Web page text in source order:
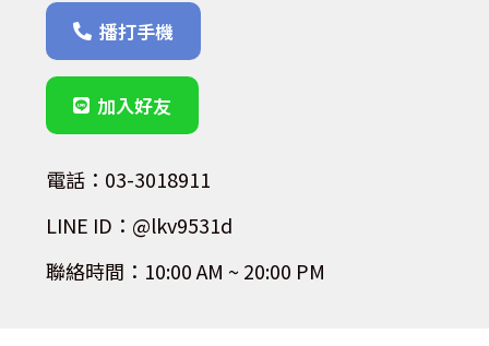
播打手機
加入好友
電話：03-3018911
LINE ID：@lkv9531d
聯絡時間：10:00 AM ~ 20:00 PM